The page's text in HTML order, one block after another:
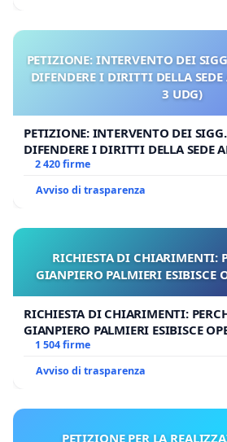
PETIZIONE: INTERVENTO DEI
DIFENDERE I DIRITTI DELLA
3 UDG)
PETIZIONE: INTERVENTO DEI
DIFENDERE I DIRITTI DELLA SEDE
UDG)
2 420 firme
Avviso di trasparenza
RICHIESTA DI CHIARIMENTI:
GIANPIERO PALMIERI ESIBISCE
RICHIESTA DI CHIARIMENTI:
GIANPIERO PALMIERI ESIBISCE
1 504 firme
Avviso di trasparenza
PETIZIONE PER LA